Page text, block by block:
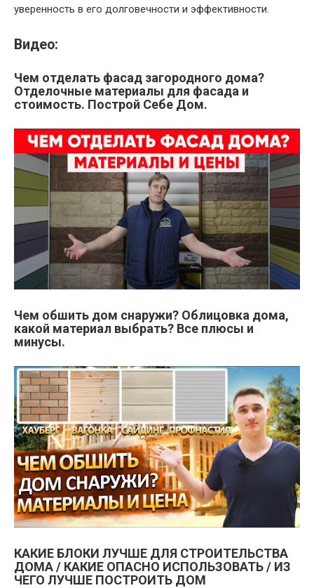
уверенность в его долговечности и эффективности.
Видео:
Чем отделать фасад загородного дома?
Отделочные материалы для фасада и
стоимость. Построй Себе Дом.
Чем обшить дом снаружи? Облицовка дома,
какой материал выбрать? Все плюсы и
минусы.
КАКИЕ БЛОКИ ЛУЧШЕ ДЛЯ СТРОИТЕЛЬСТВА
ДОМА / КАКИЕ ОПАСНО ИСПОЛЬЗОВАТЬ / ИЗ
ЧЕГО ЛУЧШЕ ПОСТРОИТЬ ДОМ